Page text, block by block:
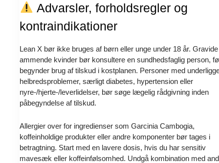
Advarsler, forholdsregler og
kontraindikationer
Lean X bør ikke bruges af børn eller unge under 18 år.
ammende kvinder bør konsultere en sundhedsfaglig person,
begynder brug af tilskud i kostplanen. Personer med
helbredsproblemer, særligt diabetes, hypertension eller
nyre-/hjerte-/leverlidelser, bør søge lægelig rådgivning inden
påbegyndelse af tilskud.
Allergier over for ingredienser som Garcinia Cambogia,
koffeinholdige produkter eller andre komponenter bør tages i
betragtning. Start med en lavere dosis, hvis du har sensitiv
mavesæk eller koffeinfølsomhed. Undgå kombination med